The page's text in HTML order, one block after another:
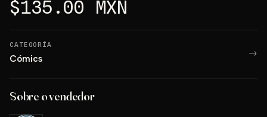
$135.00 MXN
CATEGORÍA
Cómics →
Sobre o vendedor